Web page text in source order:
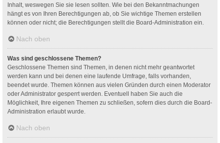
Inhalt, weswegen Sie sie lesen sollten. Wie bei den Bekanntmachungen
hängt es von Ihren Berechtigungen ab, ob Sie wichtige Themen erstellen
können oder nicht; die Berechtigungen stellt die Board-Administration ein.
Nach oben
Was sind geschlossene Themen?
Geschlossene Themen sind Themen, in denen nicht mehr geantwortet
werden kann und bei denen eine laufende Umfrage, falls vorhanden,
beendet wurde. Themen können aus vielen Gründen durch einen Moderator
oder Administrator gesperrt werden. Eventuell haben Sie auch die
Möglichkeit, Ihre eigenen Themen zu schließen, sofern dies durch die Board-
Administration erlaubt wurde.
Nach oben